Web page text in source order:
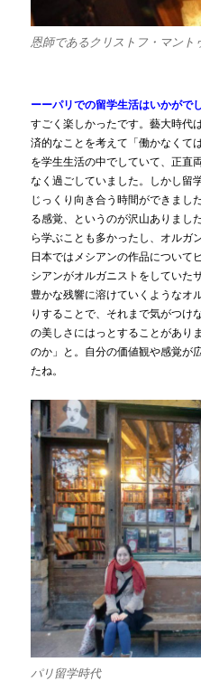
恩師であるクリストフ・マント
ーーパリでの留学生活はいかがで
すごく楽しかったです。藝大時代
済的なことを考えて「働かなくて
を学生生活の中でしていて、正直
なく過ごしていました。しかし留
じっくり向き合う時間ができまし
る感覚、というのが沢山ありまし
ら学ぶことも多かったし、オルガ
日本ではメシアンの作品について
シアンがオルガニストをしていた
豊かな残響に溶けていくようなオ
りすることで、それまで気がつけ
の美しさにはっとすることがあり
のか」と。自分の価値観や感覚が
たね。
パリ留学時代